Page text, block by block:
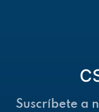
Suscríbete a